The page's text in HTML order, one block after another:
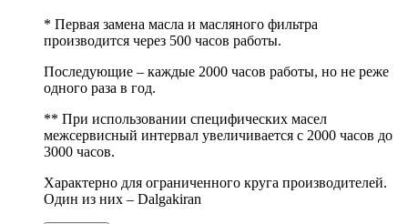
* Первая замена масла и масляного фильтра
производится через 500 часов работы.
Последующие – каждые 2000 часов работы, но не реже
одного раза в год.
** При использовании специфических масел
межсервисный интервал увеличивается с 2000 часов до
3000 часов.
Характерно для ограниченного круга производителей.
Один из них – Dalgakiran